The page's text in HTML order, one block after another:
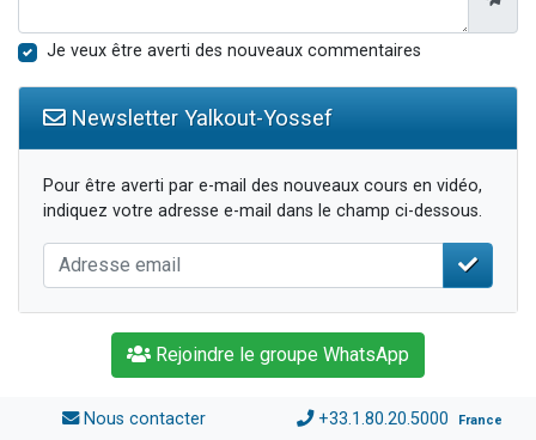
Je veux être averti des nouveaux commentaires
Newsletter Yalkout-Yossef
Pour être averti par e-mail des nouveaux cours en vidéo,
indiquez votre adresse e-mail dans le champ ci-dessous.
Rejoindre le groupe WhatsApp
Nous contacter +33.1.80.20.5000 France